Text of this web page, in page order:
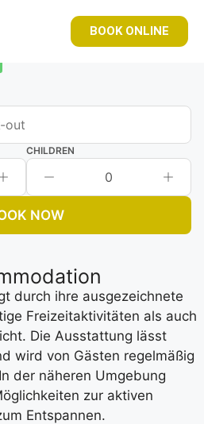
BOOK ONLINE
CHILDREN
0
NOW
durch ihre ausgezeichnete
Freizeitaktivitäten als auch
Die Ausstattung lässt
wird von Gästen regelmäßig
der näheren Umgebung
zur aktiven
Entspannen.